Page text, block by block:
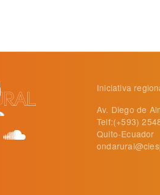
Iniciativa
Av. Diego de
Telf:(+593)
Quito-Ecuador